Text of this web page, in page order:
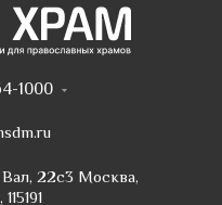
1000
22с3 Москва,